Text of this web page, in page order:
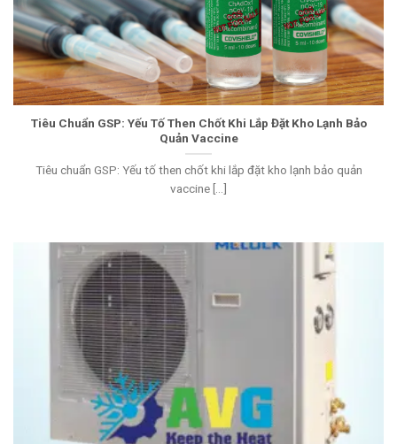
Tiêu Chuẩn GSP: Yếu Tố Then Chốt Khi Lắp Đặt Kho Lạnh Bảo
Quản Vaccine
Tiêu chuẩn GSP: Yếu tố then chốt khi lắp đặt kho lạnh bảo quản
vaccine [...]